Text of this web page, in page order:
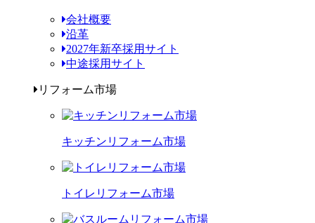
会社概要
沿革
2027年新卒採用サイト
中途採用サイト
リフォーム市場
キッチンリフォーム市場
トイレリフォーム市場